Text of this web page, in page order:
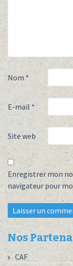
Nom *
E-mail*
Site web
Enregistrer mon
navigateur pour
Nos
CAF